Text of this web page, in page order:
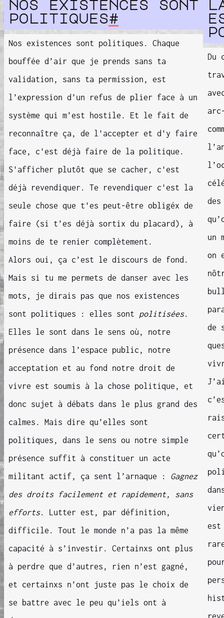
nos existences sont
politiques#
Nos existences sont politiques. Chaque
bouffée d’air que je prends sans ta
validation, sans ta permission, est
l’expression d’un refus de plier face à un
système qui m’est hostile. Et le fait de
reconnaître ça, de l'accepter et d'y faire
face, c'est déjà faire de la politique.
S'afficher plutôt que se cacher, c'est
déjà revendiquer. Te revendiquer c'est la
seule chose que t'es peut-être obligéx de
faire (si t’es déjà sortix du placard), à
moins de te renier complètement.
Alors oui, ça c’est le discours de fond.
Mais si tu me permets de danser avec les
mots, je dirais pas que nos existences
sont politiques : elles sont politisées.
Elles le sont dans le sens où, notre
présence dans l’espace public, notre
acceptation et au fond notre droit de
vivre est soumis à la chose politique, et
donc sujet à débats dans le plus grand des
calmes. Mais dire qu’elles sont
politiques, dans le sens ou notre simple
présence suffit à constituer un acte
militant actif, ça sent l’arnaque : Gagnez
des droits facilement et rapidement, sans
efforts. Lutter est, par définition,
difficile. Tout le monde n’a pas la même
capacité à s’investir. Certainxs ont plus
à perdre que d’autres, rien n’est gagné,
et certainxs n’ont juste pas le choix de
se battre avec le peu qu’iels ont à
Du
un
on
de
est